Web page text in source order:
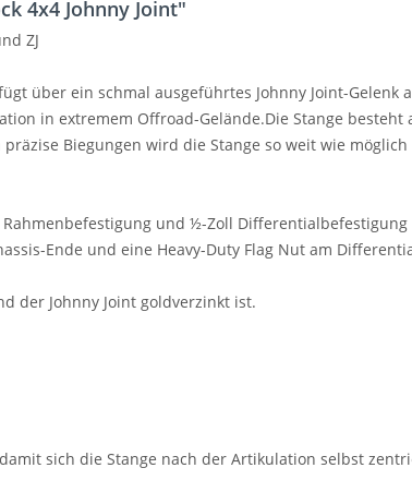
4x4 Johnny Joint"
ZJ
über ein schmal ausgeführtes Johnny Joint-
in extremem Offroad-Gelände.Die Stange besteht
Biegungen wird die Stange so weit wie
und ½-Zoll
Ende und eine Heavy-Duty Flag Nut am
der Johnny Joint goldverzinkt ist.
sich die Stange nach der Artikulation selbst